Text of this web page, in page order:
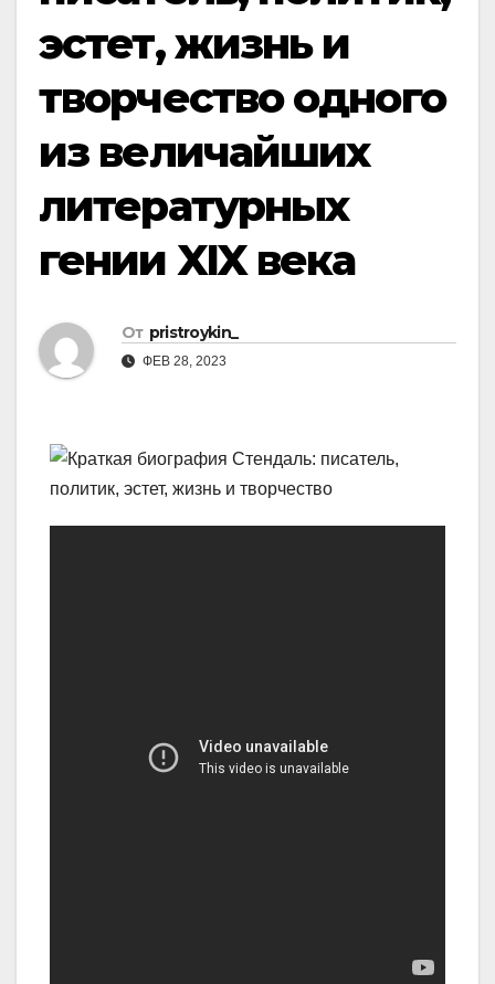
эстет, жизнь и
творчество одного
из величайших
литературных
гении XIX века
От pristroykin_
ФЕВ 28, 2023